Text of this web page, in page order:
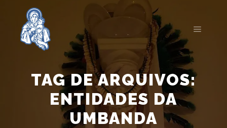
TAG DE ARQUIVOS:
ENTIDADES DA
UMBANDA